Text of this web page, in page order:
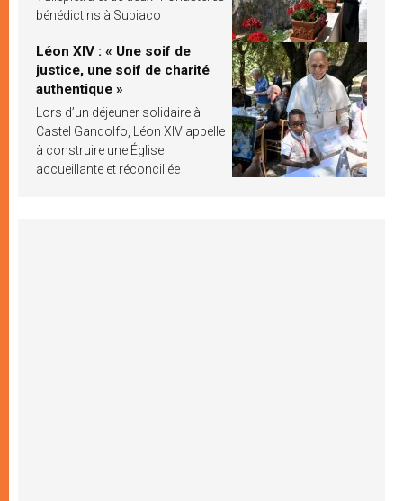
bénédictins à Subiaco
Léon XIV : « Une soif de
justice, une soif de charité
authentique »
Lors d’un déjeuner solidaire à
Castel Gandolfo, Léon XIV appelle
à construire une Église
accueillante et réconciliée